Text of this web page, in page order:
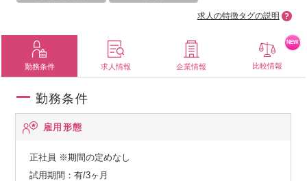
求人の特徴タグの説明
勤務条件 求人情報 企業情報 比較情報
NEW
勤務条件
雇用形態
正社員 ※期間の定めなし
試用期間：有/3ヶ月